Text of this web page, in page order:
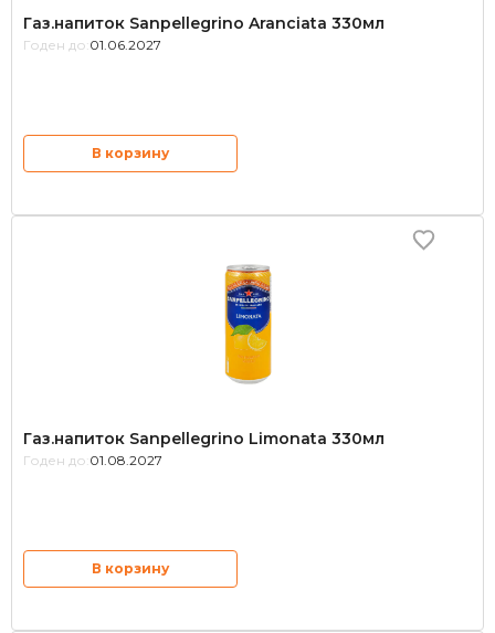
Газ.напиток Sanpellegrino Aranciata 330мл
Годен до: 01.06.2027
В корзину
Газ.напиток Sanpellegrino Limonata 330мл
Годен до: 01.08.2027
В корзину